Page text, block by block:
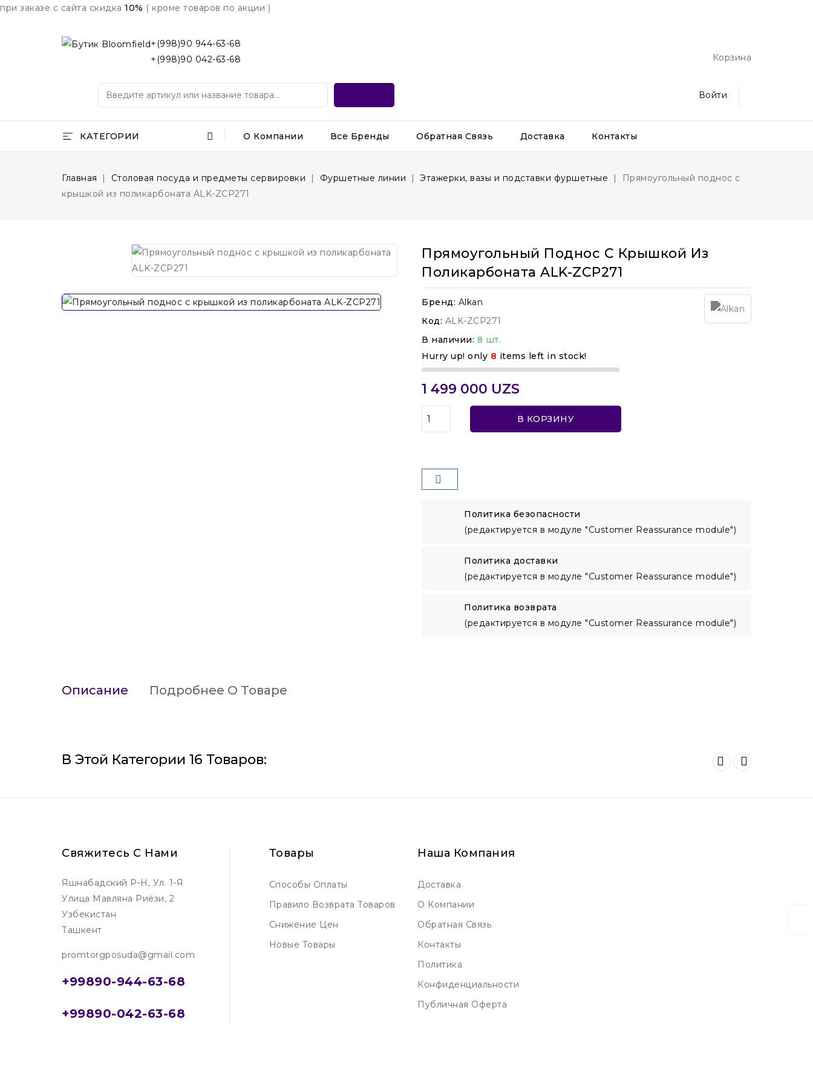
при заказе с сайта скидка 10% ( кроме товаров по акции )
Корзина
+(998)90 944-63-68
+(998)90 042-63-68
Войти
КАТЕГОРИИ О Компании Все Бренды Обратная Связь Доставка Контакты
Главная Столовая посуда и предметы сервировки Фуршетные линии Этажерки, вазы и подставки фуршетные
Прямоугольный поднос с
крышкой из поликарбоната ALK-ZCP271
Прямоугольный Поднос С Крышкой Из
Поликарбоната ALK-ZCP271
Бренд: Alkan
Код: ALK-ZCP271
В наличии: 8 шт.
Hurry up! only 8 items left in stock!
1 499 000 UZS
В КОРЗИНУ
Политика безопасности
(редактируется в модуле "Customer Reassurance module")
Политика доставки
(редактируется в модуле "Customer Reassurance module")
Политика возврата
(редактируется в модуле "Customer Reassurance module")
Описание Подробнее О Товаре
В Этой Категории 16 Товаров:
Свяжитесь С Нами
Яшнабадский Р-Н, Ул. 1-Я
Улица Мавляна Риёзи, 2
Узбекистан
Ташкент
promtorgposuda@gmail.com
+99890-944-63-68
+99890-042-63-68
Товары
Способы Оплаты
Правило Возврата Товаров
Снижение Цен
Новые Товары
Наша Компания
Доставка
О Компании
Обратная Связь
Контакты
Политика
Конфиденциальности
Публичная Оферта